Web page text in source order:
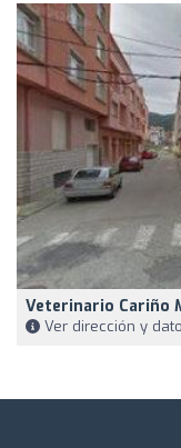
Veterinario Cariño
Ver dirección y